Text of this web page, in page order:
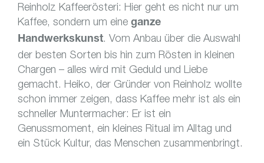
Reinholz Kaffeerösteri: Hier geht es nicht nur um
Kaffee, sondern um eine ganze
Handwerkskunst. Vom Anbau über die Auswahl
der besten Sorten bis hin zum Rösten in kleinen
Chargen – alles wird mit Geduld und Liebe
gemacht. Heiko, der Gründer von Reinholz wollte
schon immer zeigen, dass Kaffee mehr ist als ein
schneller Muntermacher: Er ist ein
Genussmoment, ein kleines Ritual im Alltag und
ein Stück Kultur, das Menschen zusammenbringt.